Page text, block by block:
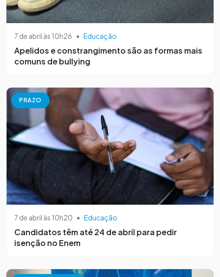
7 de abril às 10h26 • Educação
Apelidos e constrangimento são as formas mais
comuns de bullying
PRAZO
7 de abril às 10h20 • Educação
Candidatos têm até 24 de abril para pedir
isenção no Enem